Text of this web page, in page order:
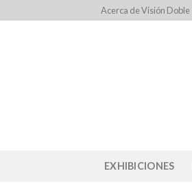
to
Acerca de Visión Doble
EXHIBICIONES